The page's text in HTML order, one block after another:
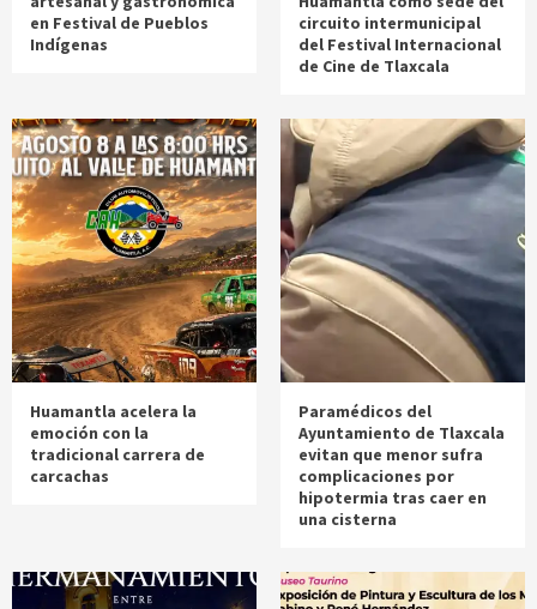
en Festival de Pueblos
Indígenas
circuito intermunicipal
del Festival Internacional
de Cine de Tlaxcala
Huamantla acelera la
emoción con la
tradicional carrera de
carcachas
Paramédicos del
Ayuntamiento de Tlaxcala
evitan que menor sufra
complicaciones por
hipotermia tras caer en
una cisterna